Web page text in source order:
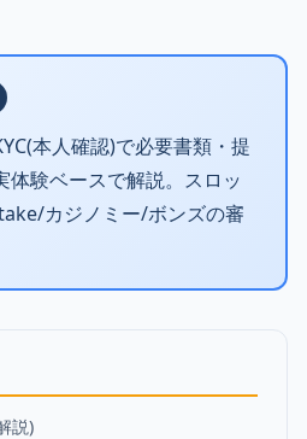
本人確認)で必要書類・提
体験ベースで解説。スロッ
カジノミー/ボンズの審
説)